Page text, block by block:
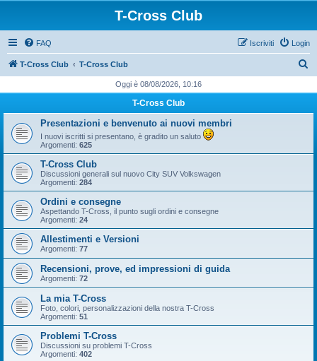
T-Cross Club
FAQ Login
Iscriviti
T-Cross Club T-Cross Club
c
Oggi è 08/08/2026, 10:16
T-Cross Club
Presentazioni e benvenuto ai nuovi membri
I nuovi iscritti si presentano, è gradito un saluto
Argomenti: 625
T-Cross Club
Discussioni generali sul nuovo City SUV Volkswagen
Argomenti: 284
Ordini e consegne
Aspettando T-Cross, il punto sugli ordini e consegne
Argomenti: 24
Allestimenti e Versioni
Argomenti: 77
Recensioni, prove, ed impressioni di guida
Argomenti: 72
La mia T-Cross
Foto, colori, personalizzazioni della nostra T-Cross
Argomenti: 51
Problemi T-Cross
Discussioni su problemi T-Cross
Argomenti: 402